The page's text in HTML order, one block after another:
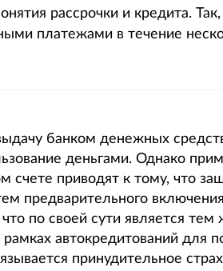
рассрочки и кредита.
платежами в течение
банком денежных
деньгами. Однако
счете приводят к тому, что
предварительного
по своей сути является
автокредитований для
принудительное